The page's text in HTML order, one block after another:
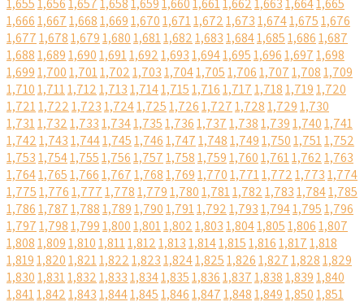
1,6551,6561,6571,6581,6591,6601,6611,6621,6631,6641,665
1,6661,6671,6681,6691,6701,6711,6721,6731,6741,6751,676
1,6771,6781,6791,6801,6811,6821,6831,6841,6851,6861,687
1,6881,6891,6901,6911,6921,6931,6941,6951,6961,6971,698
1,6991,7001,7011,7021,7031,7041,7051,7061,7071,7081,709
1,7101,7111,7121,7131,7141,7151,7161,7171,7181,7191,720
1,7211,7221,7231,7241,7251,7261,7271,7281,7291,730
1,7311,7321,7331,7341,7351,7361,7371,7381,7391,7401,741
1,7421,7431,7441,7451,7461,7471,7481,7491,7501,7511,752
1,7531,7541,7551,7561,7571,7581,7591,7601,7611,7621,763
1,7641,7651,7661,7671,7681,7691,7701,7711,7721,7731,774
1,7751,7761,7771,7781,7791,7801,7811,7821,7831,7841,785
1,7861,7871,7881,7891,7901,7911,7921,7931,7941,7951,796
1,7971,7981,7991,8001,8011,8021,8031,8041,8051,8061,807
1,8081,8091,8101,8111,8121,8131,8141,8151,8161,8171,818
1,8191,8201,8211,8221,8231,8241,8251,8261,8271,8281,829
1,8301,8311,8321,8331,8341,8351,8361,8371,8381,8391,840
1,8411,8421,8431,8441,8451,8461,8471,8481,8491,8501,851